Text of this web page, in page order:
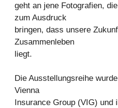
geht an jene Fotografien,
zum Ausdruck
bringen, dass unsere
Zusammenleben
liegt.
Die Ausstellungsreihe
Vienna
Insurance Group (VIG) und